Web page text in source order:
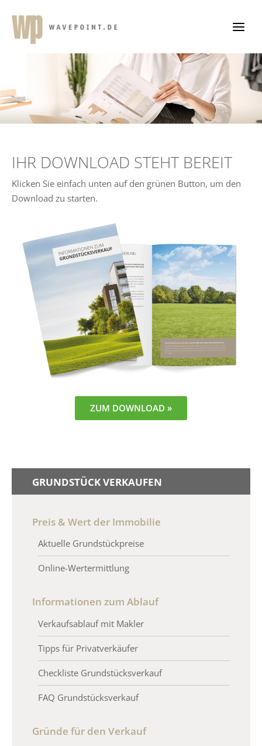
Inhalt
springen
IHR DOWNLOAD STEHT BEREIT
Klicken Sie einfach unten auf den grünen Button, um den
Download zu starten.
ZUM DOWNLOAD »
GRUNDSTÜCK VERKAUFEN
Preis & Wert der Immobilie
Aktuelle Grundstückpreise
Online-Wertermittlung
Informationen zum Ablauf
Verkaufsablauf mit Makler
Tipps für Privatverkäufer
Checkliste Grundstücksverkauf
FAQ Grundstücksverkauf
Gründe für den Verkauf